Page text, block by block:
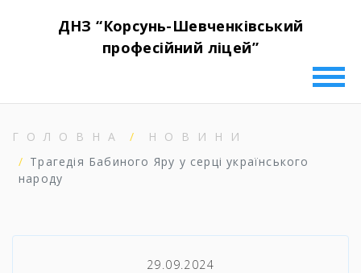
ДНЗ “Корсунь-Шевченківський
професійний ліцей”
ГОЛОВНА
НОВИНИ
Трагедія Бабиного Яру у серці українського
народу
29.09.2024